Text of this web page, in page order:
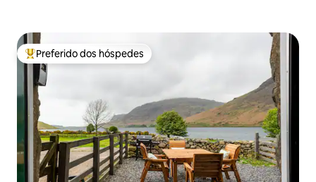
Entre os melhores preferidos dos hóspedes
Preferido dos hóspedes